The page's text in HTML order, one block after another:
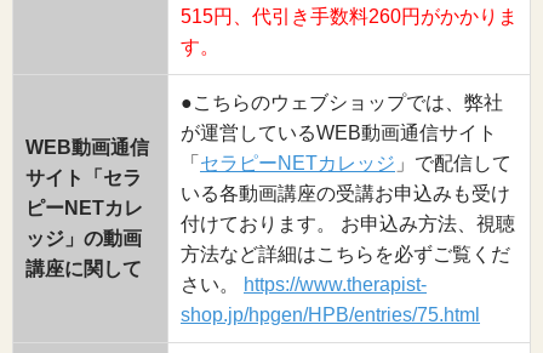
515円、代引き手数料260円がかかりま
す。
WEB動画通信
サイト「セラ
ピーNETカレ
ッジ」の動画
講座に関して
●こちらのウェブショップでは、弊社
が運営しているWEB動画通信サイト
「 セラピーNETカレッジ 」で配信して
いる各動画講座の受講お申込みも受け
付けております。 お申込み方法、視聴
方法など詳細はこちらを必ずご覧くだ
さい。
https://www.therapist-
shop.jp/hpgen/HPB/entries/75.html